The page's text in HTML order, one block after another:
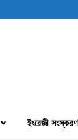
ইংরেজী সংস্করণ